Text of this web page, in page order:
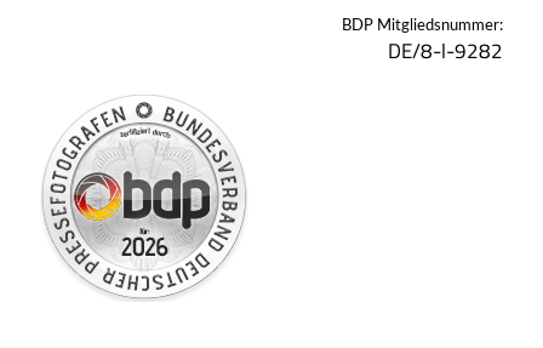
BDP Mitgliedsnummer:
DE/8-l-9282